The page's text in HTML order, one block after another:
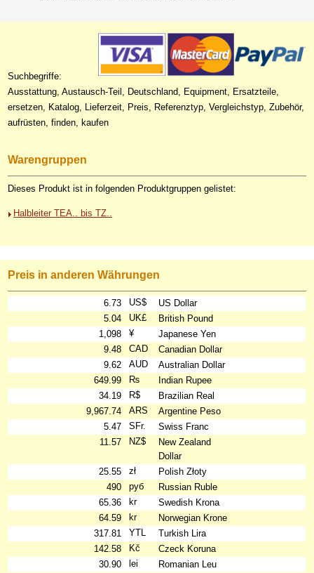
Suchbegriffe:
Ausstattung, Austausch-Teil, Deutschland, Equipment, Ersatzteile,
ersetzen, Katalog, Lieferzeit, Preis, Referenztyp, Vergleichstyp, Zubehör,
aufrüsten, finden, kaufen
Warengruppen
Dieses Produkt ist in folgenden Produktgruppen gelistet:
Halbleiter TEA.. bis TZ..
Preis in anderen Währungen
6.73 US$
US Dollar
5.04
UK£
British Pound
1,098
¥
Japanese Yen
9.48
CAD
Canadian Dollar
9.62
AUD
Australian Dollar
649.99
₨
Indian Rupee
34.19
R$
Brazilian Real
9,967.74
ARS
Argentine Peso
5.47
SFr.
Swiss Franc
11.57
NZ$
New Zealand
Dollar
25.55
zł
Polish Złoty
490
руб
Russian Ruble
65.36
kr
Swedish Krona
64.59
kr
Norwegian Krone
317.81
YTL
Turkish Lira
142.58
Kč
Czeck Koruna
30.90
lei
Romanian Leu